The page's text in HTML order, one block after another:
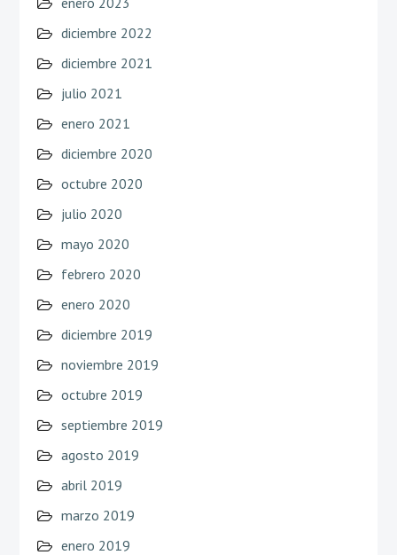
diciembre 2022
diciembre 2021
julio 2021
enero 2021
diciembre 2020
octubre 2020
julio 2020
mayo 2020
febrero 2020
enero 2020
diciembre 2019
noviembre 2019
octubre 2019
septiembre 2019
agosto 2019
abril 2019
marzo 2019
enero 2019